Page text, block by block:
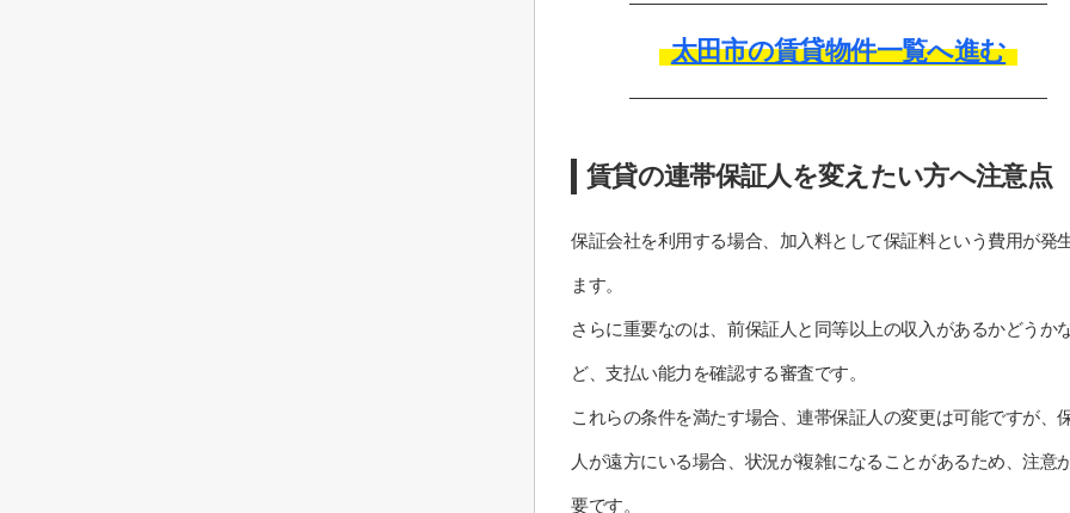
太田市の賃貸物件一覧へ進む
賃貸の連帯保証人を変えたい方へ注意点
保証会社を利用する場合、加入料として保証料という費用が発
ます。
さらに重要なのは、前保証人と同等以上の収入があるかどうか
ど、支払い能力を確認する審査です。
これらの条件を満たす場合、連帯保証人の変更は可能ですが、
人が遠方にいる場合、状況が複雑になることがあるため、注意
要です。